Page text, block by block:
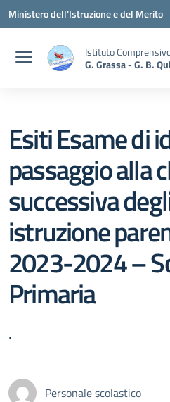
Vai ai contenuti
Vai al menu di navigazione
Vai al footer
Ministero dell'Istruzione e del Merito
Istituto
G. Grassa - G. B.
Esiti Esame di
passaggio alla
successiva
istruzione
2023-2024 –
Primaria
.
Personale scolastico